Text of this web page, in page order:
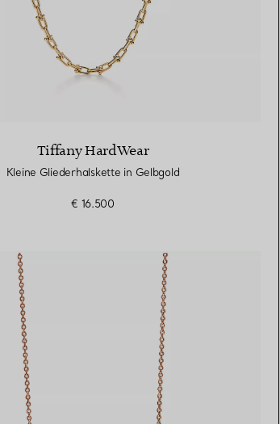
Tiffany HardWear
Kleine Gliederhalskette in Gelbgold
€ 16.500